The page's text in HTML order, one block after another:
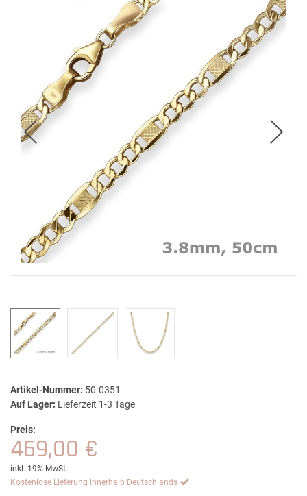
Artikel-Nummer: 50-0351
Auf Lager: Lieferzeit 1-3 Tage
Preis:
469,00 €
inkl. 19% MwSt.
Kostenlose Lieferung innerhalb Deutschlands